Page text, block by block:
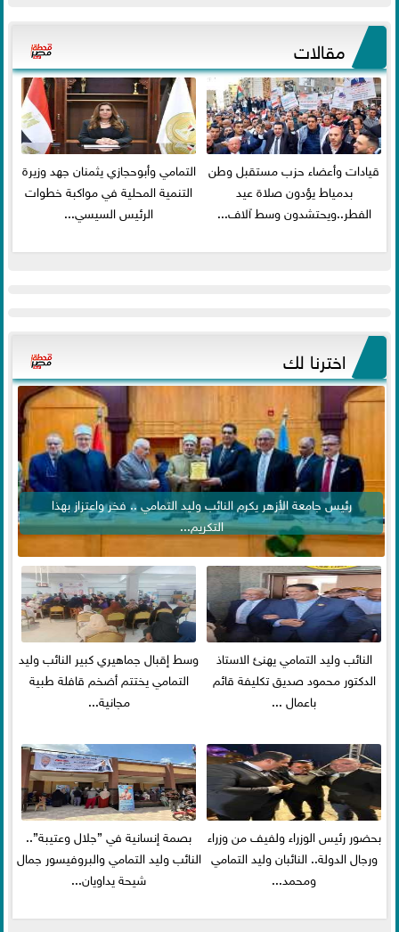
مقالات
قيادات وأعضاء حزب مستقبل وطن
بدمياط يؤدون صلاة عيد
الفطر..ويحتشدون وسط آلاف...
التمامي وأبوحجازي يثمنان جهد وزيرة
التنمية المحلية في مواكبة خطوات
الرئيس السيسي...
اخترنا لك
رئيس جامعة الأزهر يكرم النائب وليد التمامي .. فخر واعتزاز بهذا
التكريم...
النائب وليد التمامي يهنئ الاستاذ
الدكتور محمود صديق تكليفة قائم
باعمال ...
وسط إقبال جماهيري كبير النائب وليد
التمامي يختتم أضخم قافلة طبية
مجانية...
بحضور رئيس الوزراء ولفيف من وزراء
ورجال الدولة.. النائبان وليد التمامي
ومحمد...
بصمة إنسانية في ”جلال وعتيبة”..
النائب وليد التمامي والبروفيسور جمال
شيحة يداويان...